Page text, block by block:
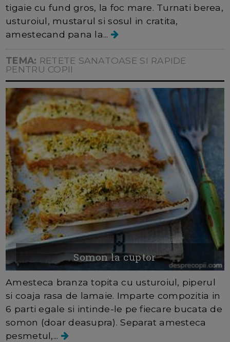
tigaie cu fund gros, la foc mare. Turnati berea,
usturoiul, mustarul si sosul in cratita,
amestecand pana la...
TEMA: RETETE SANATOASE SI RAPIDE
PENTRU COPII
Somon la cuptor
Amesteca branza topita cu usturoiul, piperul
si coaja rasa de lamaie. Imparte compozitia in
6 parti egale si intinde-le pe fiecare bucata de
somon (doar deasupra). Separat amesteca
pesmetul,...